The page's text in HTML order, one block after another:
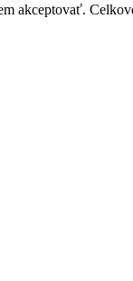
Uvádzate pieskovú pláž, čo v